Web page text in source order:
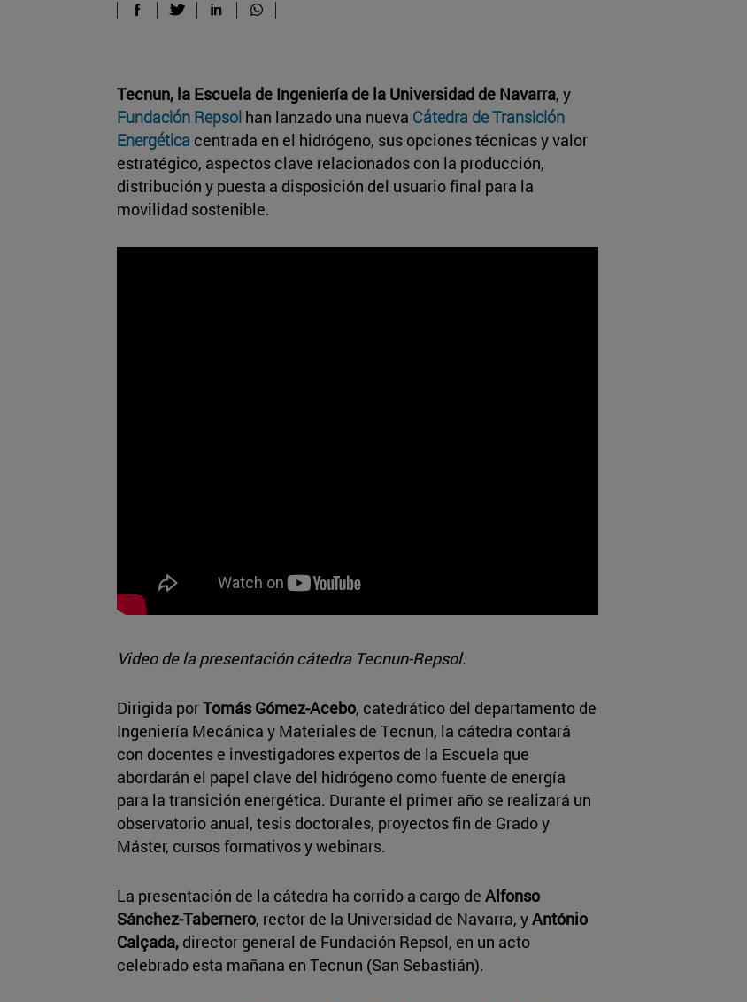
Tecnun, la Escuela de Ingeniería de la Universidad de Navarra, y
Fundación Repsol han lanzado una nueva Cátedra de Transición
Energética centrada en el hidrógeno, sus opciones técnicas y valor
estratégico, aspectos clave relacionados con la producción,
distribución y puesta a disposición del usuario final para la
movilidad sostenible.
Video de la presentación cátedra Tecnun-Repsol.
Dirigida porTomás Gómez-Acebo, catedrático del departamento de
Ingeniería Mecánica y Materiales de Tecnun, la cátedra contará
con docentes e investigadores expertos de la Escuela que
abordarán el papel clave del hidrógeno como fuente de energía
para la transición energética. Durante el primer año se realizará un
observatorio anual, tesis doctorales, proyectos fin de Grado y
Máster, cursos formativos y webinars.
La presentación de la cátedra ha corrido a cargo de Alfonso
Sánchez-Tabernero, rector de la Universidad de Navarra, yAntónio
Calçada, director general de Fundación Repsol, en un acto
celebrado esta mañana en Tecnun (San Sebastián).